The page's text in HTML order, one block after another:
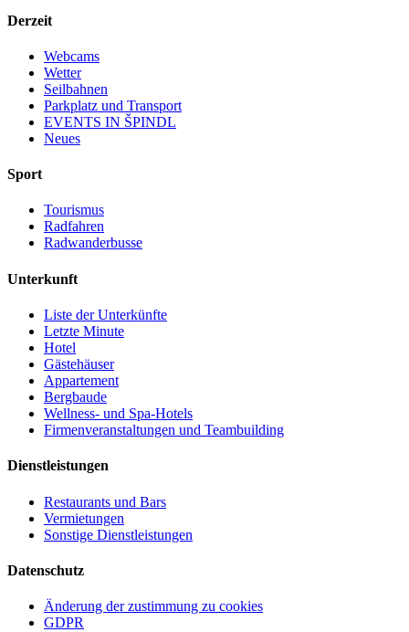
Derzeit
Webcams
Wetter
Seilbahnen
Parkplatz und Transport
EVENTS IN ŠPINDL
Neues
Sport
Tourismus
Radfahren
Radwanderbusse
Unterkunft
Liste der Unterkünfte
Letzte Minute
Hotel
Gästehäuser
Appartement
Bergbaude
Wellness- und Spa-Hotels
Firmenveranstaltungen und Teambuilding
Dienstleistungen
Restaurants und Bars
Vermietungen
Sonstige Dienstleistungen
Datenschutz
Änderung der zustimmung zu cookies
GDPR